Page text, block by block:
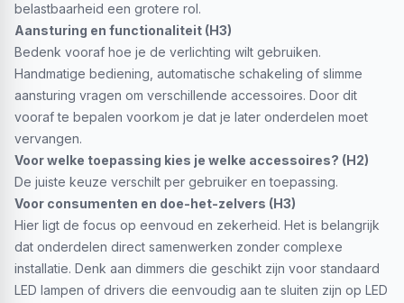
belastbaarheid een grotere rol.
Aansturing en functionaliteit (H3)
Bedenk vooraf hoe je de verlichting wilt gebruiken.
Handmatige bediening, automatische schakeling of slimme
aansturing vragen om verschillende accessoires. Door dit
vooraf te bepalen voorkom je dat je later onderdelen moet
vervangen.
Voor welke toepassing kies je welke accessoires? (H2)
De juiste keuze verschilt per gebruiker en toepassing.
Voor consumenten en doe-het-zelvers (H3)
Hier ligt de focus op eenvoud en zekerheid. Het is belangrijk
dat onderdelen direct samenwerken zonder complexe
installatie. Denk aan dimmers die geschikt zijn voor standaard
LED lampen of drivers die eenvoudig aan te sluiten zijn op LED